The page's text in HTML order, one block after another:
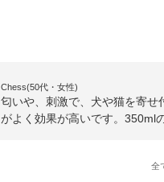
Chess(50代・女性)
匂いや、刺激で、犬や猫を寄
がよく効果が高いです。350ml
全